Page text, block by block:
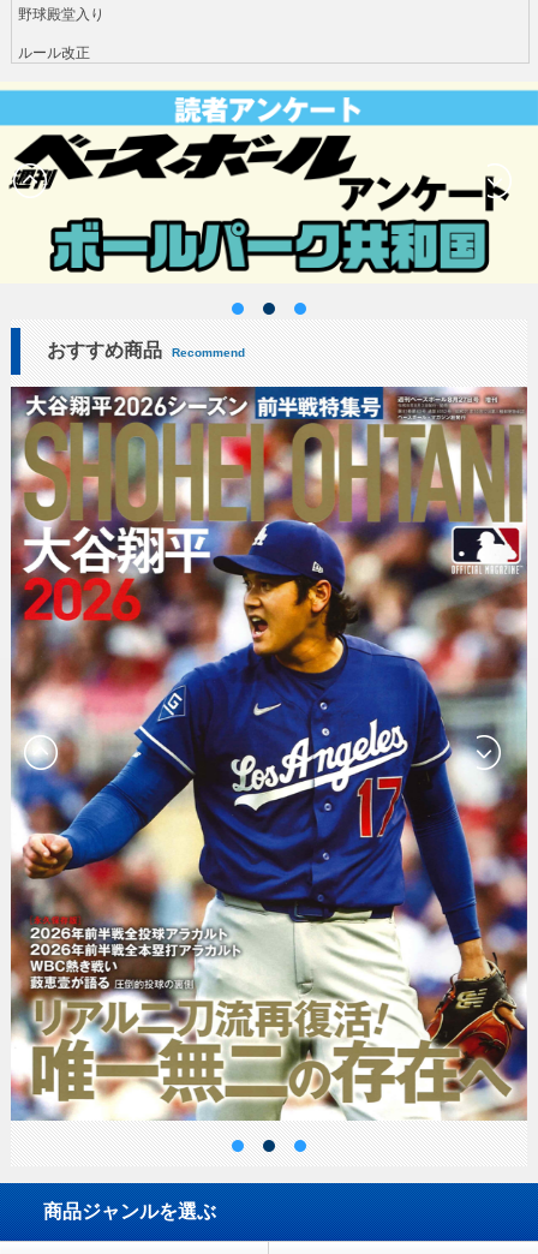
野球殿堂入り
ルール改正
おすすめ商品 Recommend
商品ジャンルを選ぶ